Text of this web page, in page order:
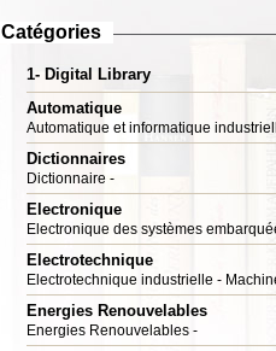
Catégories
1- Digital Library
Automatique
Automatique et informatique
Dictionnaires
Dictionnaire
Electronique
Electronique des systèmes
Electrotechnique
Electrotechnique industrielle
Energies Renouvelables
Energies Renouvelables